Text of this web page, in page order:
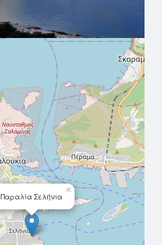
Παραλία Σελήνια
×